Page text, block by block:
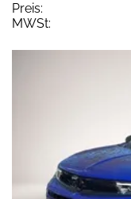
Preis:
MWSt: